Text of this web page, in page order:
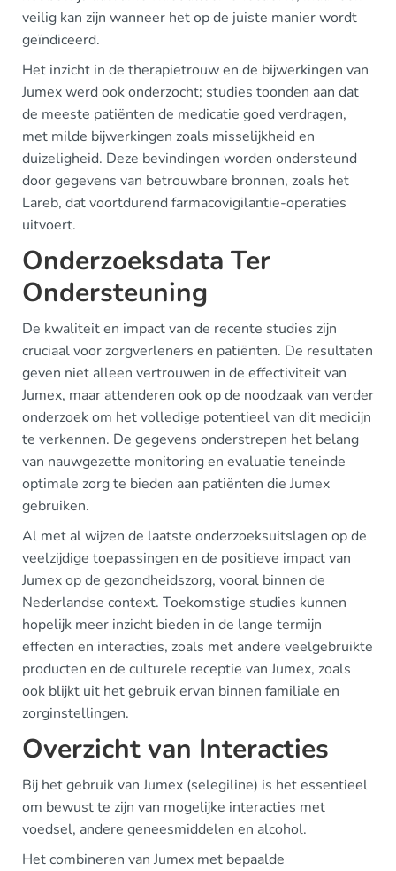
veilig kan zijn wanneer het op de juiste manier wordt
geïndiceerd.
Het inzicht in de therapietrouw en de bijwerkingen van
Jumex werd ook onderzocht; studies toonden aan dat
de meeste patiënten de medicatie goed verdragen,
met milde bijwerkingen zoals misselijkheid en
duizeligheid. Deze bevindingen worden ondersteund
door gegevens van betrouwbare bronnen, zoals het
Lareb, dat voortdurend farmacovigilantie-operaties
uitvoert.
Onderzoeksdata Ter
Ondersteuning
De kwaliteit en impact van de recente studies zijn
cruciaal voor zorgverleners en patiënten. De resultaten
geven niet alleen vertrouwen in de effectiviteit van
Jumex, maar attenderen ook op de noodzaak van verder
onderzoek om het volledige potentieel van dit medicijn
te verkennen. De gegevens onderstrepen het belang
van nauwgezette monitoring en evaluatie teneinde
optimale zorg te bieden aan patiënten die Jumex
gebruiken.
Al met al wijzen de laatste onderzoeksuitslagen op de
veelzijdige toepassingen en de positieve impact van
Jumex op de gezondheidszorg, vooral binnen de
Nederlandse context. Toekomstige studies kunnen
hopelijk meer inzicht bieden in de lange termijn
effecten en interacties, zoals met andere veelgebruikte
producten en de culturele receptie van Jumex, zoals
ook blijkt uit het gebruik ervan binnen familiale en
zorginstellingen.
Overzicht van Interacties
Bij het gebruik van Jumex (selegiline) is het essentieel
om bewust te zijn van mogelijke interacties met
voedsel, andere geneesmiddelen en alcohol.
Het combineren van Jumex met bepaalde